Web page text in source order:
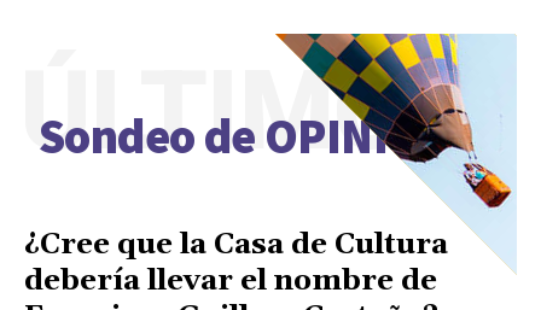
Sondeo de OPINIÓN
ÚLTIMO
¿Cree que la Casa de Cultura
debería llevar el nombre de